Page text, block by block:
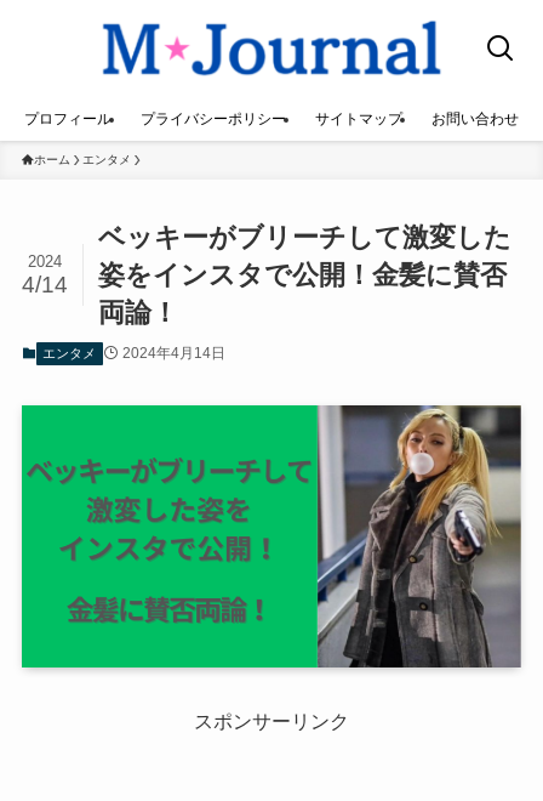
プロフィール プライバシーポリシー サイトマップ お問い合わせ
ホーム エンタメ
ベッキーがブリーチして激変した
姿をインスタで公開！金髪に賛否
両論！
2024
4/14
エンタメ 2024年4月14日
スポンサーリンク